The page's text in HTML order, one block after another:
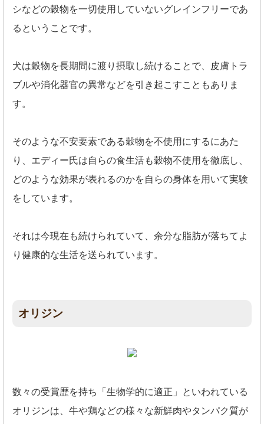
シなどの穀物を一切使用していないグレインフリーであ
るということです。
犬は穀物を長期間に渡り摂取し続けることで、皮膚トラ
ブルや消化器官の異常などを引き起こすこともありま
す。
そのような不安要素である穀物を不使用にするにあた
り、エディー氏は自らの食生活も穀物不使用を徹底し、
どのような効果が表れるのかを自らの身体を用いて実験
をしています。
それは今現在も続けられていて、余分な脂肪が落ちてよ
り健康的な生活を送られています。
オリジン
数々の受賞歴を持ち「生物学的に適正」といわれている
オリジンは、牛や鶏などの様々な新鮮肉やタンパク質が